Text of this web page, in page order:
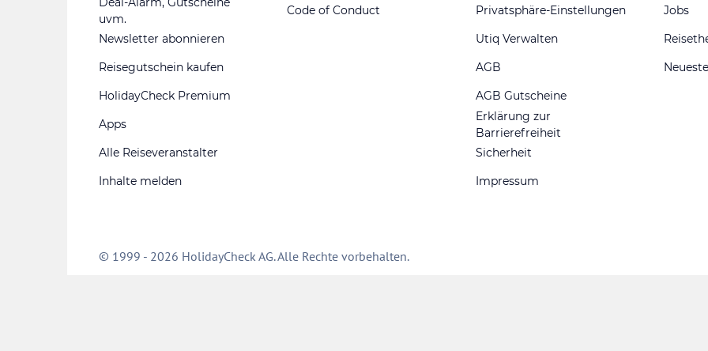
uvm.
Newsletter abonnieren
Reisegutschein kaufen
HolidayCheck Premium
Apps
Alle Reiseveranstalter
Inhalte melden
Code of Conduct
Privatsphäre-Einstellungen
Utiq Verwalten
AGB
AGB Gutscheine
Erklärung zur
Barrierefreiheit
Sicherheit
Impressum
Jobs
© 1999 - 2026 HolidayCheck AG. Alle Rechte vorbehalten.